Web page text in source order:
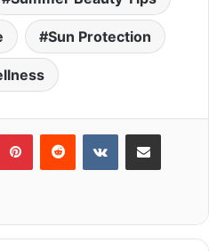
Sun Protection
PinterestReddit VKontakteShare via Email